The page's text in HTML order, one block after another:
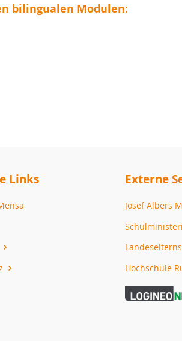
bilingualen Modulen:
Links Externe
Josef Albers
Hochschule